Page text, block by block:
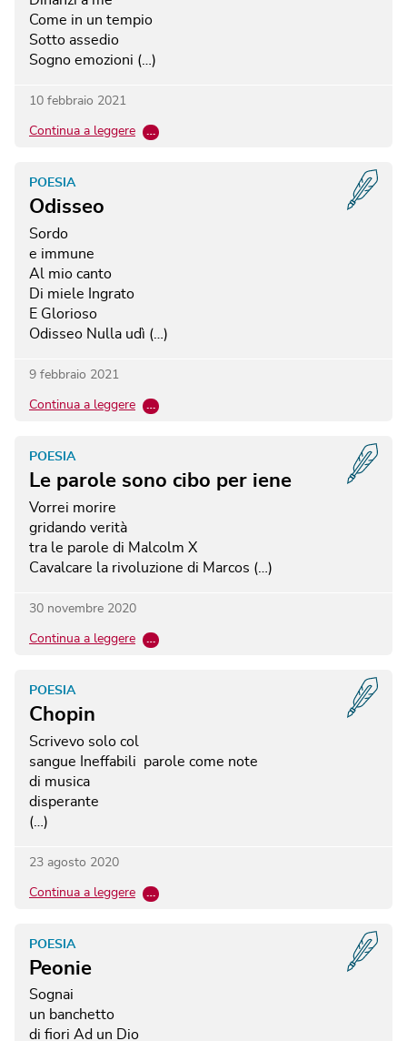
Come in un tempio
Sotto assedio
Sogno emozioni (…)
10 febbraio 2021
Continua a leggere …
Odisseo
POESIA
Sordo
e immune
Al mio canto
Di miele
Ingrato
E Glorioso
Odisseo Nulla udì (…)
9 febbraio 2021
Continua a leggere …
Le parole sono cibo per iene
POESIA
Vorrei morire
gridando verità
tra le parole di Malcolm X
Cavalcare la rivoluzione di Marcos (…)
30 novembre 2020
Continua a leggere …
Chopin
POESIA
Scrivevo solo col
sangue
Ineffabili parole come note
di musica
disperante
(…)
23 agosto 2020
Continua a leggere …
Peonie
POESIA
Sognai
un banchetto
di fiori Ad un Dio